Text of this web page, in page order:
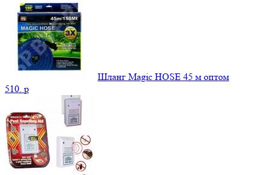
Шланг Magic HOSE 45 м оптом
510. p